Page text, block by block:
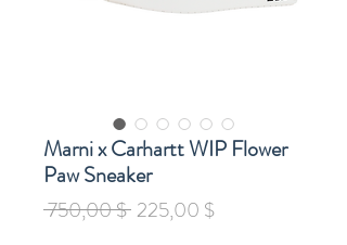
Marni x Carhartt WIP Flower
Paw Sneaker
750,00 $ Обычная
225,00 $Спеццена